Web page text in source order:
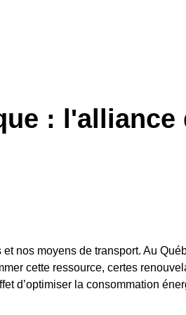
: l'alliance
nos moyens de transport. Au
cette ressource, certes
d’optimiser la consommation